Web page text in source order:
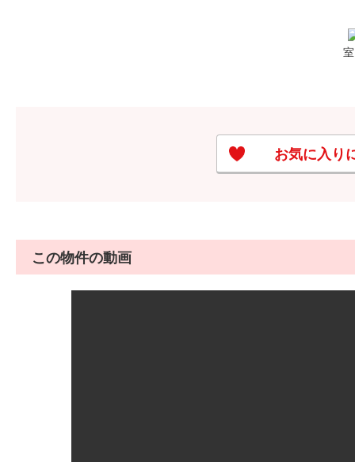
お気に入り
この物件の動画